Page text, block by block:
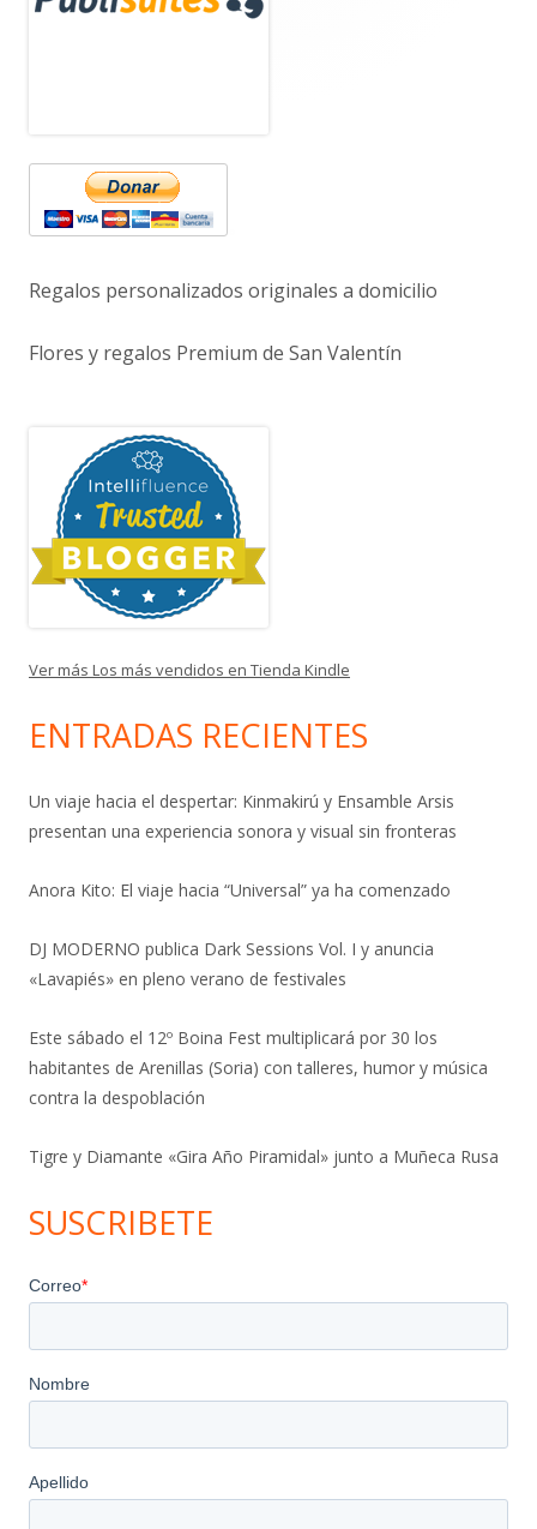
principal
Regalos personalizados originales a domicilio
Flores y regalos Premium de San Valentín
Ver más Los más vendidos en Tienda Kindle
ENTRADAS RECIENTES
Un viaje hacia el despertar: Kinmakirú y Ensamble Arsis
presentan una experiencia sonora y visual sin fronteras
Anora Kito: El viaje hacia “Universal” ya ha comenzado
DJ MODERNO publica Dark Sessions Vol. I y anuncia
«Lavapiés» en pleno verano de festivales
Este sábado el 12º Boina Fest multiplicará por 30 los
habitantes de Arenillas (Soria) con talleres, humor y música
contra la despoblación
Tigre y Diamante «Gira Año Piramidal» junto a Muñeca Rusa
SUSCRIBETE